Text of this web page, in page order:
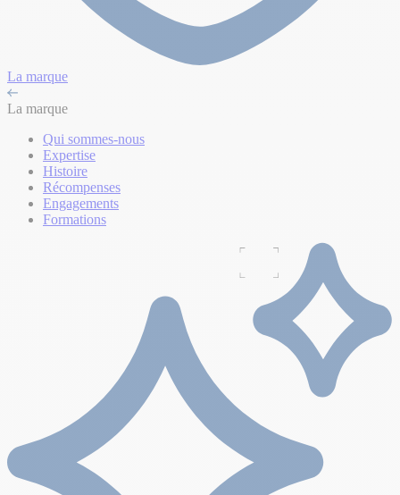
La marque
La marque
Qui sommes-nous
Expertise
Histoire
Récompenses
Engagements
Formations